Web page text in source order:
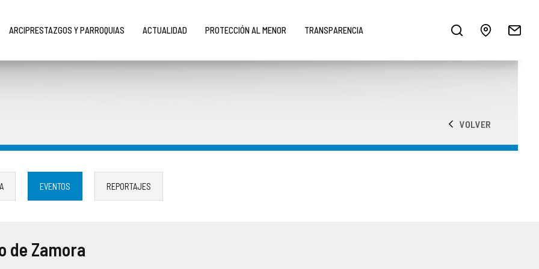
ARCIPRESTAZGOS Y PARROQUIAS ACTUALIDAD PROTECCIÓN AL MENOR TRANSPARENCIA
VOLVER
EVENTOS REPORTAJES
de Zamora